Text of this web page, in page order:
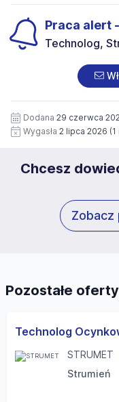
załączonych
wizerunku), na
następczych. Z
siedzibie naszej
Praca alert
Technolog,
Dodana 29 czerwca
Wygasła 2 lipca 2026
Chcesz
Zobacz
Pozostałe
Technolog
STRUMET
Strumień